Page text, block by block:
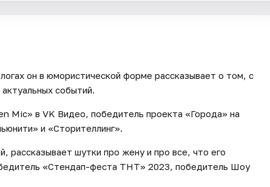
он в юмористической форме рассказывает о том, с
событий.
Mic» в VK Видео, победитель проекта «Города» на
и «Сторителлинг».
рассказывает шутки про жену и про все, что его
«Стендап-феста ТНТ» 2023, победитель Шоу